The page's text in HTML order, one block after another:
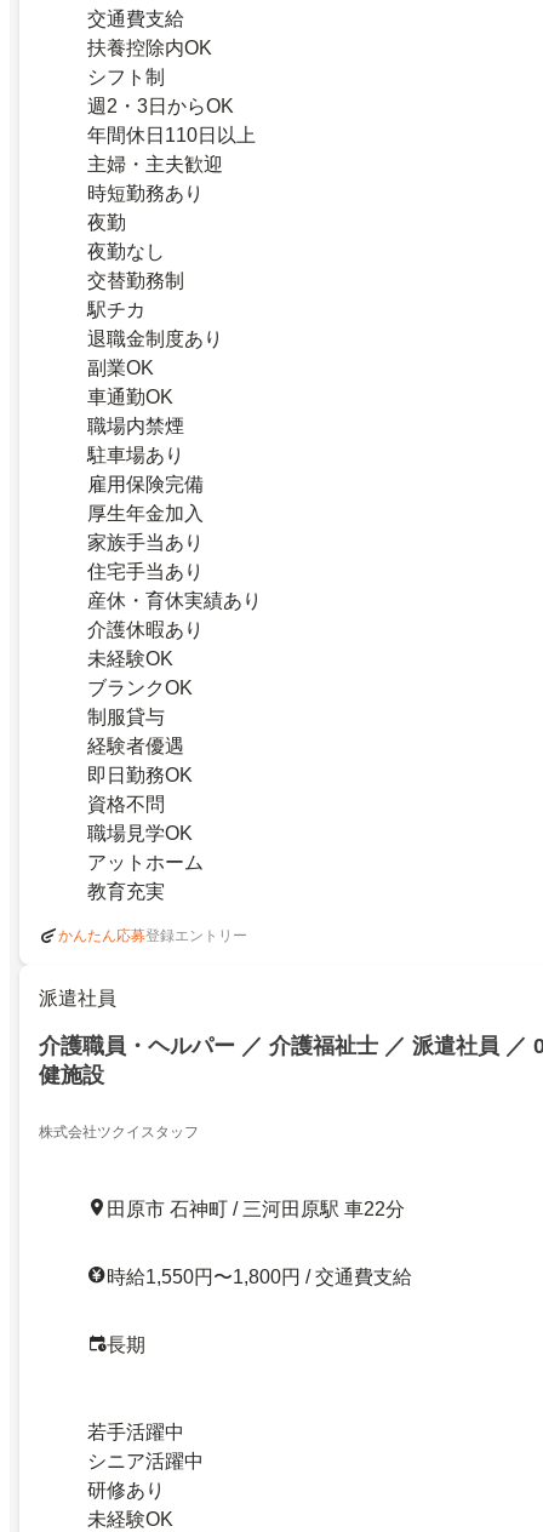
交通費支給
扶養控除内OK
シフト制
週2・3日からOK
年間休日110日以上
主婦・主夫歓迎
時短勤務あり
夜勤
夜勤なし
交替勤務制
駅チカ
退職金制度あり
副業OK
車通勤OK
職場内禁煙
駐車場あり
雇用保険完備
厚生年金加入
家族手当あり
住宅手当あり
産休・育休実績あり
介護休暇あり
未経験OK
ブランクOK
制服貸与
経験者優遇
即日勤務OK
資格不問
職場見学OK
アットホーム
教育充実
かんたん応募登録エントリー
派遣社員
介護職員・ヘルパー ／ 介護福祉士 ／ 派遣社員 ／
健施設
株式会社ツクイスタッフ
田原市 石神町 / 三河田原駅 車22分
時給1,550円〜1,800円 / 交通費支給
長期
若手活躍中
シニア活躍中
研修あり
未経験OK